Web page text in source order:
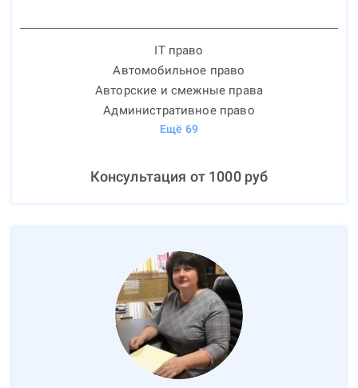
IT право
Автомобильное право
Авторские и смежные права
Административное право
Ещё 69
Консультация от 1000руб